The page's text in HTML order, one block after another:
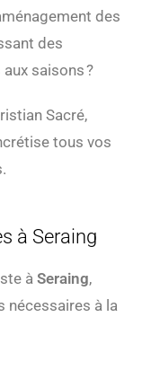
des
des
saisons ?
Sacré,
tous vos
à Seraing
à Seraing,
nécessaires à la